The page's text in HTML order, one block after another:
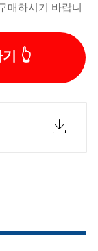
매하시기 바랍니